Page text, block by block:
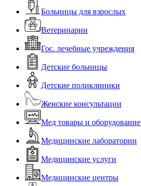
Больницы для взрослых
Ветеринарии
Гос. лечебные учреждения
Детские больницы
Детские поликлиники
Женские консультации
Мед товары и оборудование
Медицинские лаборатории
Медицинские услуги
Медицинские центры